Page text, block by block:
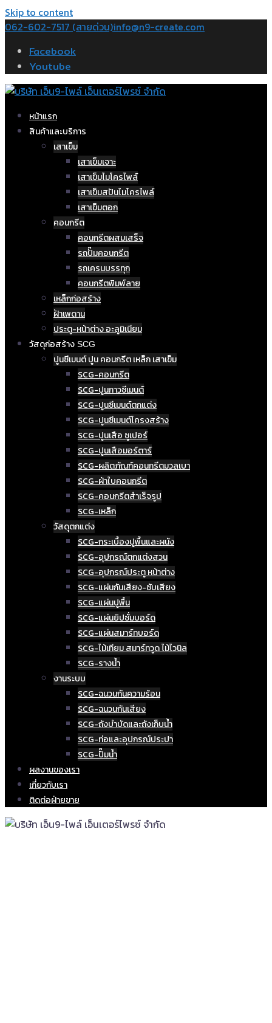
Skip to content
062-602-7517 (สายด่วน)info@n9-create.com
Facebook
Youtube
หน้าแรก
สินค้าและบริการ
เสาเข็ม
เสาเข็มเจาะ
เสาเข็มไมโครไพล์
เสาเข็มสปันไมโครไพล์
เสาเข็มตอก
คอนกรีต
คอนกรีตผสมเสร็จ
รถปั๊มคอนกรีต
รถเครนบรรทุก
คอนกรีตพิมพ์ลาย
เหล็กก่อสร้าง
ฝ้าเพดาน
ประตู-หน้าต่าง อะลูมิเนียม
วัสดุก่อสร้าง SCG
ปูนซีเมนต์ ปูน คอนกรีต เหล็ก เสาเข็ม
SCG-คอนกรีต
SCG-ปูนกาวซีเมนต์
SCG-ปูนซีเมนต์ตกแต่ง
SCG-ปูนซีเมนต์โครงสร้าง
SCG-ปูนเสือ ซูเปอร์
SCG-ปูนเสือมอร์ตาร์
SCG-ผลิตภัณฑ์คอนกรีตมวลเบา
SCG-ผ้าใบคอนกรีต
SCG-คอนกรีตสำเร็จรูป
SCG-เหล็ก
วัสดุตกแต่ง
SCG-กระเบื้องปูพื้นและผนัง
SCG-อุปกรณ์ตกแต่งสวน
SCG-อุปกรณ์ประตู หน้าต่าง
SCG-แผ่นกันเสียง-ซับเสียง
SCG-แผ่นปูพื้น
SCG-แผ่นยิปซั่มบอร์ด
SCG-แผ่นสมาร์ทบอร์ด
SCG-ไม้เทียม สมาร์ทวูด ไม้ไวนิล
SCG-รางน้ำ
งานระบบ
SCG-ฉนวนกันความร้อน
SCG-ฉนวนกันเสียง
SCG-ถังบำบัดและถังเก็บน้ำ
SCG-ท่อและอุปกรณ์ประปา
SCG-ปั๊มน้ำ
ผลงานของเรา
เกี่ยวกับเรา
ติดต่อฝ่ายขาย